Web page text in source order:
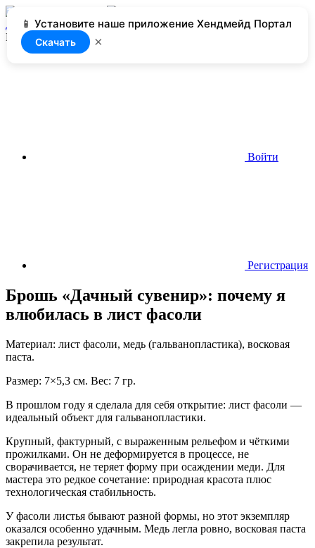
📱 Установите наше приложение Хендмейд Портал
Скачать ×
Добавить
Нет доступа
Войти
Регистрация
Брошь «Дачный сувенир»: почему я
влюбилась в лист фасоли
Материал: лист фасоли, медь (гальванопластика), восковая
паста.
Размер: 7×5,3 см. Вес: 7 гр.
В прошлом году я сделала для себя открытие: лист фасоли —
идеальный объект для гальванопластики.
Крупный, фактурный, с выраженным рельефом и чёткими
прожилками. Он не деформируется в процессе, не
сворачивается, не теряет форму при осаждении меди. Для
мастера это редкое сочетание: природная красота плюс
технологическая стабильность.
У фасоли листья бывают разной формы, но этот экземпляр
оказался особенно удачным. Медь легла ровно, восковая паста
закрепила результат.